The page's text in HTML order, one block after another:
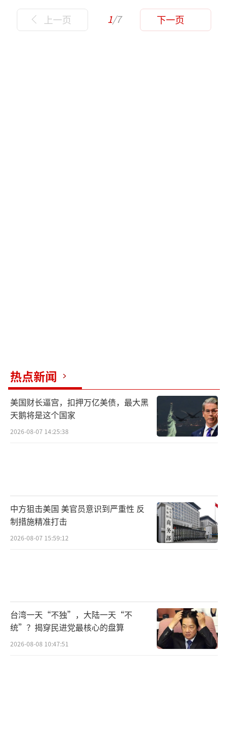
上一页 1/7 下一页
热点新闻
美国财长逼宫，扣押万亿美债，最大黑
天鹅将是这个国家
2026-08-07 14:25:38
中方狙击美国 美官员意识到严重性 反
制措施精准打击
2026-08-07 15:59:12
台湾一天“不独”，大陆一天“不
统”？揭穿民进党最核心的盘算
2026-08-08 10:47:51